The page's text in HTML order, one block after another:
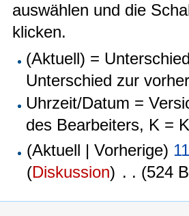
auswählen und die
klicken.
(Aktuell) =
Unterschied zur
Uhrzeit/Datum =
des Bearbeiters, K =
(Aktuell | Vorherige)
(Diskussion) . . (524